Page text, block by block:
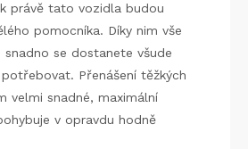
právě tato vozidla budou
pomocníka. Díky nim vše
snadno se dostanete všude
Přenášení těžkých
velmi snadné, maximální
v opravdu hodně